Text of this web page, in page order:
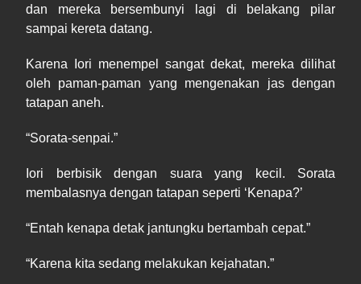
dan mereka bersembunyi lagi di
belakang pilar
sampai kereta datang.
Karena Iori menempel sangat dekat, mereka dilihat
oleh paman-paman yang mengenakan jas dengan
tatapan aneh.
“Sorata-senpai.”
Iori berbisik dengan suara yang kecil. Sorata
membalasnya dengan tatapan seperti ‘Kenapa?’
“Entah kenapa detak jantungku bertambah cepat.”
“Karena kita sedang melakukan kejahatan.”